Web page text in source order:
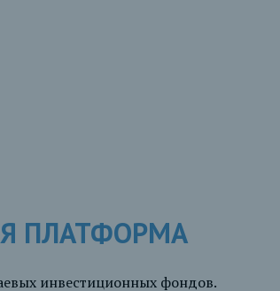
ПЛАТФОРМА
инвестиционных фондов.